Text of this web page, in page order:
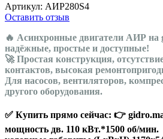
Артикул: АИР280S4
Оставить отзыв
🔥 Асинхронные двигатели АИР на
надёжные, простые и доступные!
🚀 Простая конструкция,
контактов, высокая
Для насосов, вентиляторов,
другого оборудования.
✅ Купить прямо сейчас: 👉
мощность дв. 110 кВт.*1500 об/мин.